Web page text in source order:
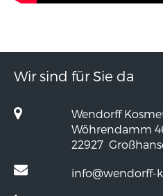
Wir sind für Sie da
Wendorff
Wöhrendamm
22927
info@wendorff-